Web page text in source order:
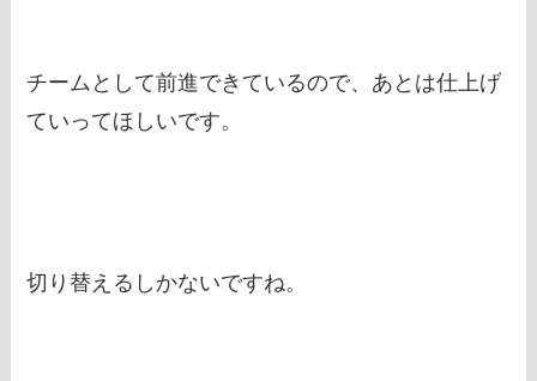
チームとして前進できているので、あとは仕上げ
ていってほしいです。
切り替えるしかないですね。